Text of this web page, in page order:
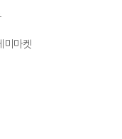
미마켓